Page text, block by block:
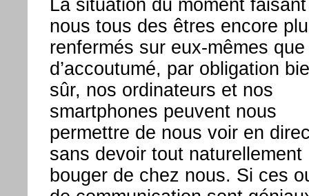
La situation du moment
nous tous des êtres encore
renfermés sur eux-mêmes que
d’accoutumé, par obligation
sûr, nos ordinateurs et nos
smartphones peuvent nous
permettre de nous voir en
sans devoir tout naturellement
bouger de chez nous. Si ces